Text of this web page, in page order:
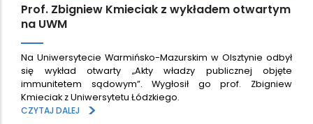
Prof. Zbigniew Kmieciak z wykładem otwartym
na UWM
Na Uniwersytecie Warmińsko-Mazurskim w Olsztynie odbył
się wykład otwarty „Akty władzy publicznej objęte
immunitetem sądowym”. Wygłosił go prof. Zbigniew
Kmieciak z Uniwersytetu Łódzkiego.
CZYTAJ DALEJ
>